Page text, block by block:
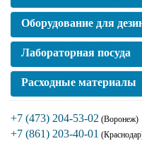
Оборудование для
Лабораторная посуда
Расходные материалы
+7 (473) 204-53-02 (Воронеж)
+7 (861) 203-40-01